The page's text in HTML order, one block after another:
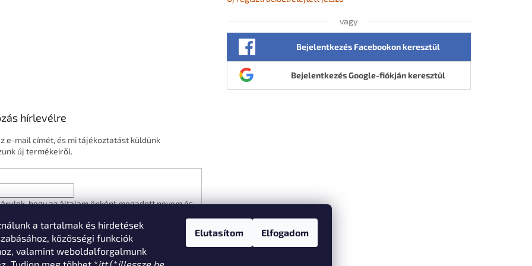
a tartalmak és hirdetések
közösségi funkciók
valamint weboldalforgalmunk
Elutasítom Elfogadom
vagy
Bejelentkezés Facebookon keresztül
Bejelentkezés Google-fiókján keresztül
hírlevélre
e-mail címét, és mi tájékoztatást küldünk
új termékeiről.
hogy az általam önként megadott nevem és
hírleveleket, ajánlatokat küldjön. Kijelentem, hogy
tájékoztatótelolvastam. Megértettem, hogy
bármikor visszavonhatom.